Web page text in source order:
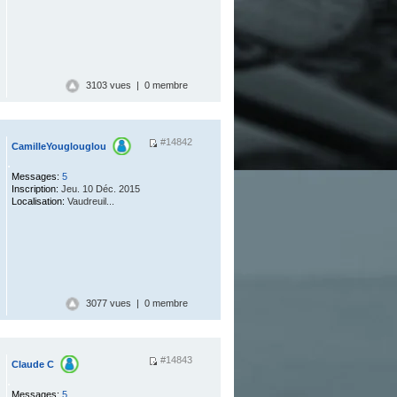
3103 vues | 0 membre
#14842
CamilleYouglouglou
.
Messages: 5
Inscription: Jeu. 10 Déc. 2015
Localisation: Vaudreuil...
3077 vues | 0 membre
#14843
Claude C
Messages: 5